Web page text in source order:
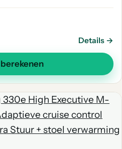
Details →
berekenen